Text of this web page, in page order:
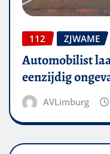
112 ZJWAME
Automobilist
eenzijdig
AVLimburg